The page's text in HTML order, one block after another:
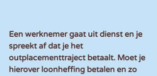
Een werknemer gaat uit dienst en je
spreekt af dat je het
outplacementtraject betaalt. Moet je
hierover loonheffing betalen en zo